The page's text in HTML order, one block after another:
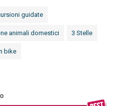
guidate
animali domestici 3 Stelle
bike